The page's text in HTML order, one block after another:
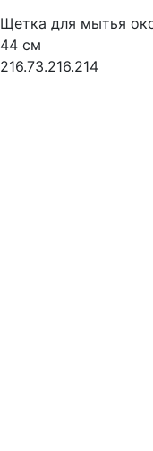
Щетка для мытья
44 см
216.73.216.214